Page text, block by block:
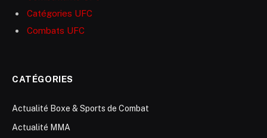
Catégories UFC
Combats UFC
CATÉGORIES
Actualité Boxe & Sports de Combat
Actualité MMA